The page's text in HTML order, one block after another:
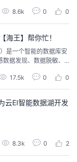
过人类。与早期的专
于在大量数据上使用统
8.6k 0 0
海王】帮你忙！
是一个智能的数据库安
据发现、数据脱敏、
17.5k 0 0
云EI智能数据湖开发
8.3k 0 2